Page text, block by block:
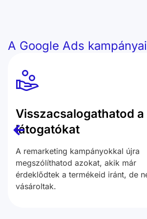
A Google Ads
Visszacsalogathatod a
látogatókat
A remarketing kampányokkal újra
megszólíthatod azokat, akik már
érdeklődtek a termékeid iránt, de
vásároltak.